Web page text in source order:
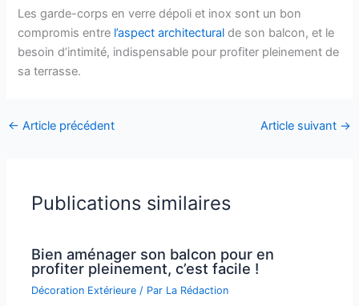
Les garde-corps en verre dépoli et inox sont un bon
compromis entre l’aspect architectural de son balcon, et le
besoin d’intimité, indispensable pour profiter pleinement de
sa terrasse.
← Article précédent Article suivant →
Publications similaires
Bien aménager son balcon pour en
profiter pleinement, c’est facile !
Décoration Extérieure / Par La Rédaction